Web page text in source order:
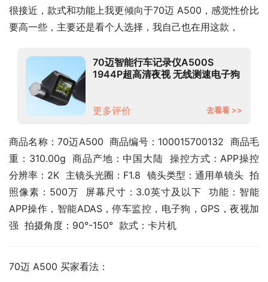
很接近，款式和功能上我更倾向于70迈 A500，感觉性价比
要高一些，主要还是看个人选择，我自己也在用这款，
70迈智能行车记录仪A500S
1944P超高清夜视 无线测速电子狗
更多评价
去看看 >>
商品名称：70迈A500  商品编号：100015700132  商品毛
重：310.00g  商品产地：中国大陆  操控方式：APP操控
分辨率：2K  主镜头光圈：F1.8  镜头类型：通用单镜头  拍
照像素：500万  屏幕尺寸：3.0英寸及以下  功能：智能
APP操作，智能ADAS，停车监控，电子狗，GPS，夜视加
强  拍摄角度：90°-150°  款式：卡片机
70迈 A500 买家看法：